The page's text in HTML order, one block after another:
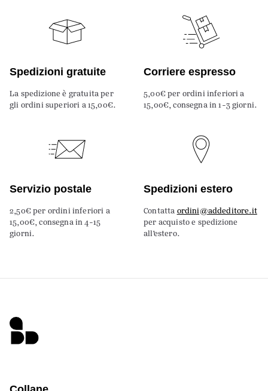
Spedizioni gratuite
La spedizione è gratuita per
gli ordini superiori a 15,00€.
Corriere espresso
5,00€ per ordini inferiori a
15,00€, consegna in 1-3 giorni.
Servizio postale
2,50€ per ordini inferiori a
15,00€, consegna in 4-15
giorni.
Spedizioni estero
Contatta ordini@addeditore.it
per acquisto e spedizione
all’estero.